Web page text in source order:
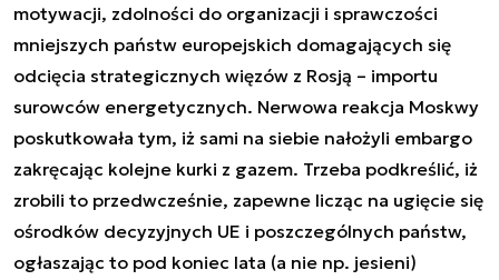
motywacji, zdolności do organizacji i sprawczości
mniejszych państw europejskich domagających się
odcięcia strategicznych więzów z Rosją – importu
surowców energetycznych. Nerwowa reakcja Moskwy
poskutkowała tym, iż sami na siebie nałożyli embargo
zakręcając kolejne kurki z gazem. Trzeba podkreślić, iż
zrobili to przedwcześnie, zapewne licząc na ugięcie się
ośrodków decyzyjnych UE i poszczególnych państw,
ogłaszając to pod koniec lata (a nie np. jesieni)